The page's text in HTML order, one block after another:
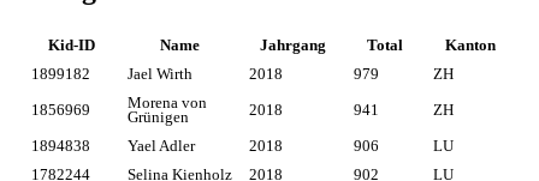
Kid-ID Name Jahrgang Total
Kanton
1899182
Jael Wirth 2018 979 ZH
1856969
Morena von
Grünigen
2018 941 ZH
1894838 Yael Adler 2018 906
LU
1782244
Selina Kienholz 2018 902 LU